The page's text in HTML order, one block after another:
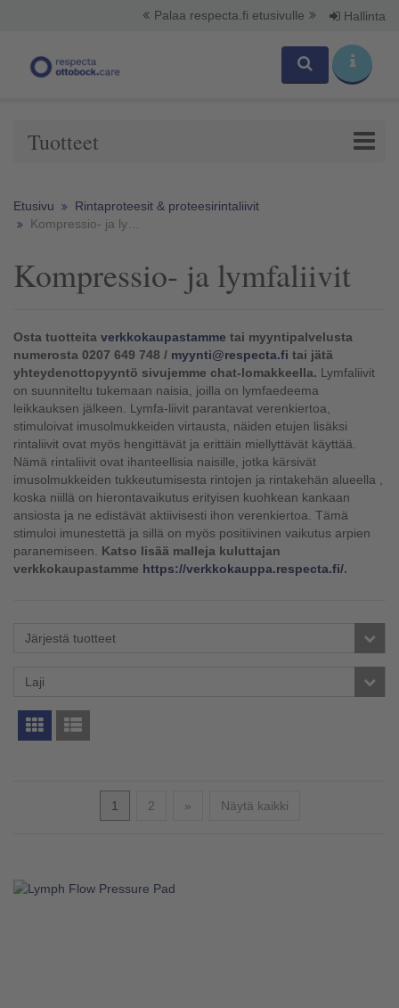
Palaa respecta.fi etusivulle Hallinta
Tuotteet
Etusivu
Rintaproteesit & proteesirintaliivit​
Kompressio- ja lymfaliivit
Kompressio- ja lymfaliivit
Osta tuotteita verkkokaupastamme tai myyntipalvelusta
numerosta 0207 649 748 / myynti@respecta.fi tai jätä
yhteydenottopyyntö sivujemme chat-lomakkeella. Lymfaliivit
on suunniteltu tukemaan naisia, joilla on lymfaedeema
leikkauksen jälkeen. Lymfa-liivit parantavat verenkiertoa,
stimuloivat imusolmukkeiden virtausta, näiden etujen lisäksi
rintaliivit ovat myös hengittävät ja erittäin miellyttävät käyttää.
Nämä rintaliivit ovat ihanteellisia naisille, jotka kärsivät
imusolmukkeiden tukkeutumisesta rintojen ja rintakehän alueella ,
koska niillä on hierontavaikutus erityisen kuohkean kankaan
ansiosta ja ne edistävät aktiivisesti ihon verenkiertoa. Tämä
stimuloi imunestettä ja sillä on myös positiivinen vaikutus arpien
paranemiseen. Katso lisää malleja kuluttajan
verkkokaupastamme https://verkkokauppa.respecta.fi/.
Järjestä tuotteet
Laji
1 2 »SeuraavaNäytä kaikki